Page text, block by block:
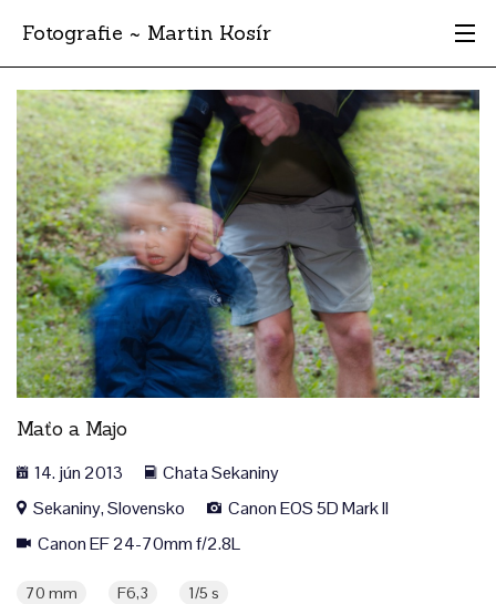
Fotografie ~ Martin Kosír
Moje obľúbené
Albumy
Miesta
Archív
Vyhľadávanie
Maťo a Majo
14. jún 2013
Chata Sekaniny
Sekaniny, Slovensko
Canon EOS 5D Mark II
Canon EF 24-70mm f/2.8L
70 mm F6,3 1/5 s